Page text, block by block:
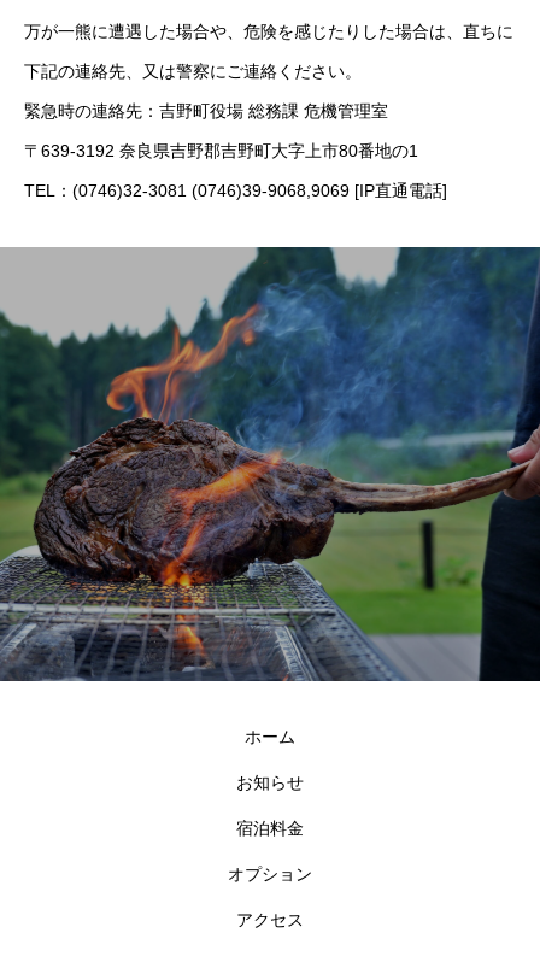
万が一熊に遭遇した場合や、危険を感じたりした場合は、直ちに
下記の連絡先、又は警察にご連絡ください。
緊急時の連絡先：吉野町役場 総務課 危機管理室
〒639-3192 奈良県吉野郡吉野町大字上市80番地の1
TEL：(0746)32-3081 (0746)39-9068,9069 [IP直通電話]
ホーム
お知らせ
宿泊料金
オプション
アクセス